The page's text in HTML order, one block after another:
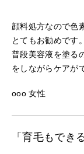
顔料処方なので色
とてもお勧めです。
普段美容液を塗る
をしながらケアが
ooo 女性
「育毛もでき